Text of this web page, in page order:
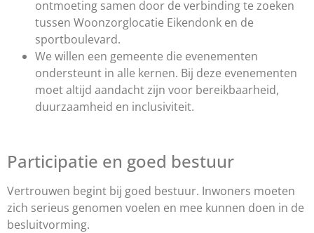
ontmoeting samen door de verbinding te zoeken
tussen Woonzorglocatie Eikendonk en de
sportboulevard.
We willen een gemeente die evenementen
ondersteunt in alle kernen. Bij deze evenementen
moet altijd aandacht zijn voor bereikbaarheid,
duurzaamheid en inclusiviteit.
Participatie en goed bestuur
Vertrouwen begint bij goed bestuur. Inwoners moeten
zich serieus genomen voelen en mee kunnen doen in de
besluitvorming.